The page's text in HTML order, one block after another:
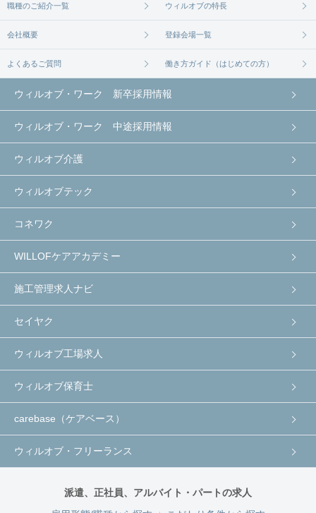
職種のご紹介一覧 ウィルオブの特長
会社概要 登録会場一覧
よくあるご質問 働き方ガイド（はじめての方）
ウィルオブ・ワーク 新卒採用情報
ウィルオブ・ワーク 中途採用情報
ウィルオブ介護
ウィルオブテック
コネワク
WILLOFケアアカデミー
施工管理求人ナビ
セイヤク
ウィルオブ工場求人
ウィルオブ保育士
carebase（ケアベース）
ウィルオブ・フリーランス
派遣、正社員、アルバイト・パートの求人